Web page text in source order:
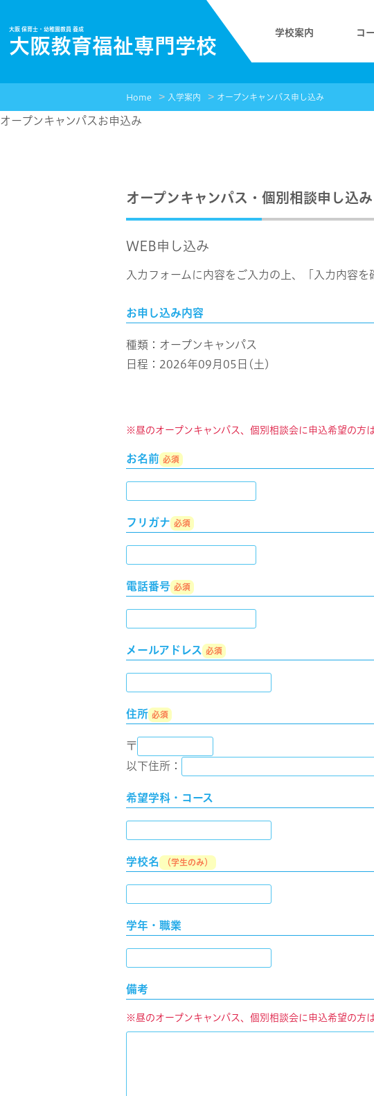
大阪 保育士・幼稚園教員 養成
大阪教育福祉専門学校 学校案内 コ
Home 入学案内 オープンキャンパス申し込み
オープンキャンパスお申込み
オープンキャンパス・個別相談申し込み
WEB申し込み
入力フォームに内容をご入力の上、「入力内容を
お申し込み内容
種類：オープンキャンパス
日程：2026年09月05日(土)
※昼のオープンキャンパス、個別相談会に申込希望の方
お名前 必須
フリガナ 必須
電話番号 必須
メールアドレス 必須
住所 必須
〒
以下住所：
希望学科・コース
学校名 （学生のみ）
学年・職業
備考
※昼のオープンキャンパス、個別相談会に申込希望の方